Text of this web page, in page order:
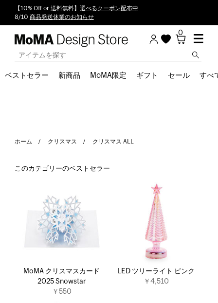
【10% Off or 送料無料】 選べるクーポン配布中
8/10 商品発送休業のお知らせ
0
ベストセラー 新商品 MoMA限定 ギフト セール すべ
ホーム クリスマス クリスマス ALL
このカテゴリーのベストセラー
MoMA クリスマスカード
2025 Snowstar
￥550
LED ツリーライト ピンク
￥4,510